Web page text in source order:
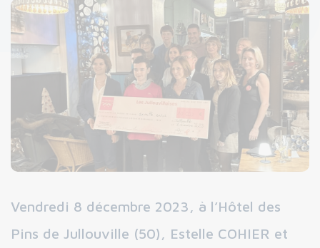
Vendredi 8 décembre 2023, à l’Hôtel des
Pins de Jullouville (50), Estelle COHIER et